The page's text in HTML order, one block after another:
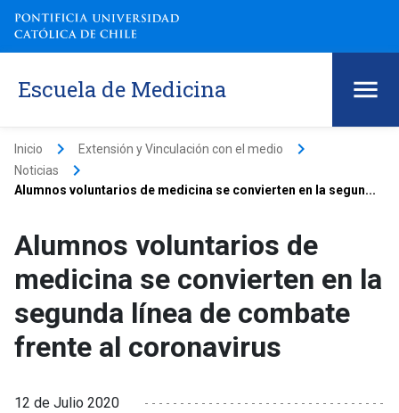
Escuela de Medicina
Inicio keyboard_arrow_right Extensión y Vinculación con el medio keyboard_arrow_right
Noticias keyboard_arrow_right
Alumnos voluntarios de medicina se convierten en la segun...
Alumnos voluntarios de
medicina se convierten en la
segunda línea de combate
frente al coronavirus
12 de Julio 2020